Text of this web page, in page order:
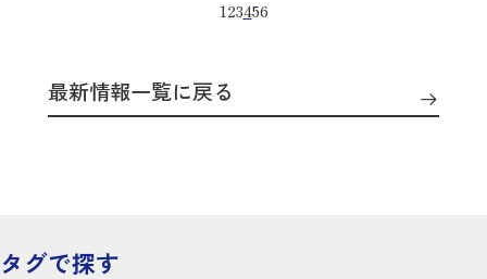
123456
最新情報一覧に戻る
タグで探す